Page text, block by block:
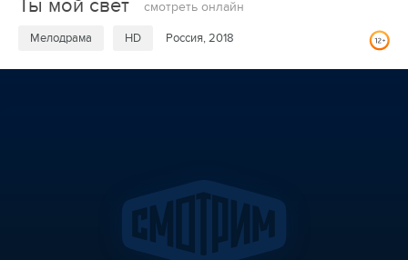
Ты мой свет смотреть онлайн
Мелодрама HD Россия, 2018